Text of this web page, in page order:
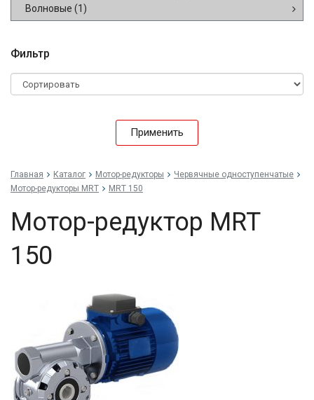
Волновые (1)
Фильтр
Применить
Главная Каталог Мотор-редукторы
Червячные одноступенчатые
Мотор-редукторы MRT
MRT 150
Мотор-редуктор MRT
150